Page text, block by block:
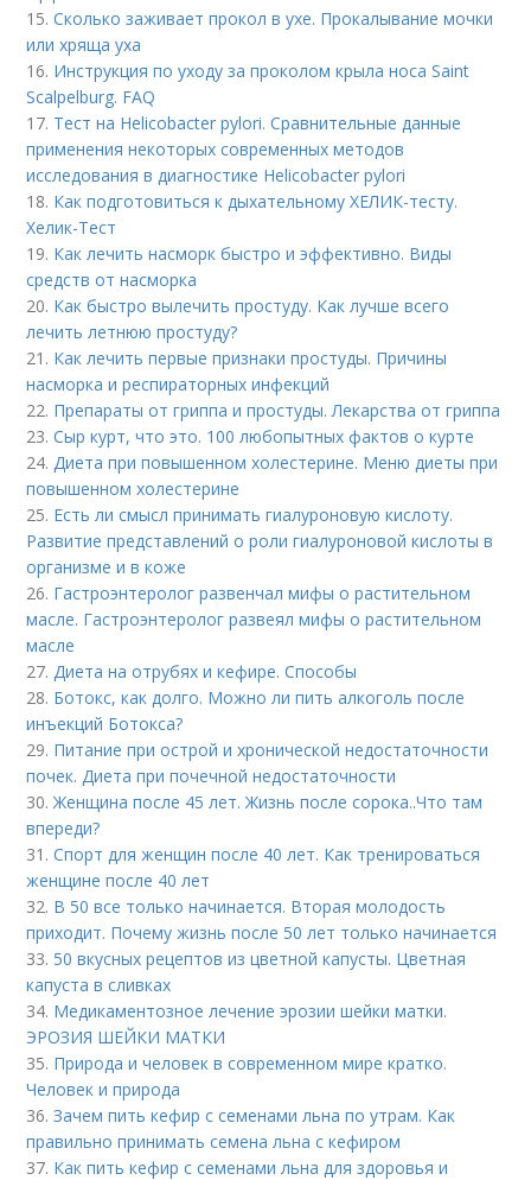
15.Сколько заживает прокол в ухе. Прокалывание мочки
или хряща уха
16. Инструкция по уходу за проколом крыла носа Saint
Scalpelburg. FAQ
17. Тест на Helicobacter pylori. Сравнительные данные
применения некоторых современных методов
исследования в диагностике Helicobacter pylori
18. Как подготовиться к дыхательному ХЕЛИК-тесту.
Хелик-Тест
19. Как лечить насморк быстро и эффективно. Виды
средств от насморка
20. Как быстро вылечить простуду. Как лучше всего
лечить летнюю простуду?
21. Как лечить первые признаки простуды. Причины
насморка и респираторных инфекций
22. Препараты от гриппа и простуды. Лекарства от гриппа
23.Сыр курт, что это. 100 любопытных фактов о курте
24.Диета при повышенном холестерине. Меню диеты при
повышенном холестерине
25. Есть ли смысл принимать гиалуроновую кислоту.
Развитие представлений о роли гиалуроновой кислоты в
организме и в коже
26. Гастроэнтеролог развенчал мифы о растительном
масле. Гастроэнтеролог развеял мифы о растительном
масле
27.Диета на отрубях и кефире. Способы
28. Ботокс, как долго. Можно ли пить алкоголь после
инъекций Ботокса?
29. Питание при острой и хронической недостаточности
почек. Диета при почечной недостаточности
30.Женщина после 45 лет. Жизнь после сорока..Что там
впереди?
31.Спорт для женщин после 40 лет. Как тренироваться
женщине после 40 лет
32. В 50 все только начинается. Вторая молодость
приходит. Почему жизнь после 50 лет только начинается
33. 50 вкусных рецептов из цветной капусты. Цветная
капуста в сливках
34. Медикаментозное лечение эрозии шейки матки.
ЭРОЗИЯ ШЕЙКИ МАТКИ
35. Природа и человек в современном мире кратко.
Человек и природа
36.Зачем пить кефир с семенами льна по утрам. Как
правильно принимать семена льна с кефиром
37. Как пить кефир с семенами льна для здоровья и